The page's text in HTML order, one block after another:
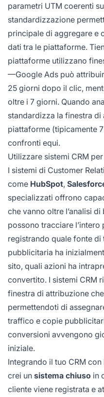
parametri UTM coerenti
standardizzazione
principale di aggregare e
dati tra le piattaforme.
piattaforme utilizzano
—Google Ads può
25 giorni dopo il clic,
oltre i 7 giorni. Quando
standardizza la finestra
piattaforme (tipicamente
confronti equi.
Utilizzare sistemi CRM
I sistemi di Customer
come HubSpot,
specializzati offrono
che vanno oltre l’analisi
possono tracciare
registrando quale fonte
pubblicitaria ha
sito, quali azioni ha
convertito. I sistemi CRM
finestra di attribuzione
permettendoti di
traffico e copie
conversioni avvengono
iniziale.
Integrando il tuo CRM
crei un sistema chiuso in
cliente viene registrata e